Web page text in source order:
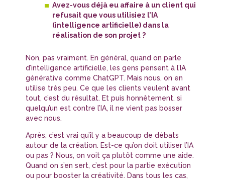
Avez-vous déjà eu affaire à un client qui
refusait que vous utilisiez l’IA
(intelligence artificielle) dans la
réalisation de son projet ?
Non, pas vraiment. En général, quand on parle
d’intelligence artificielle, les gens pensent à l’IA
générative comme ChatGPT. Mais nous, on en
utilise très peu. Ce que les clients veulent avant
tout, c’est du résultat. Et puis honnêtement, si
quelqu’un est contre l’IA, il ne vient pas bosser
avec nous.
Après, c’est vrai qu’il y a beaucoup de débats
autour de la création. Est-ce qu’on doit utiliser l’IA
ou pas ? Nous, on voit ça plutôt comme une aide.
Quand on s’en sert, c’est pour la partie exécution
ou pour booster la créativité. Dans tous les cas,